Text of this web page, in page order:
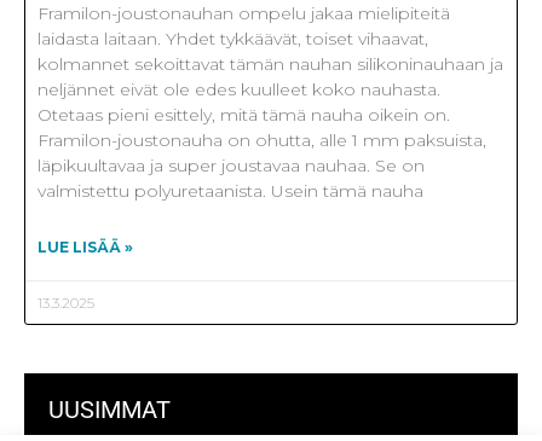
UUSIMMAT
Framilon-joustonauhan ompelu jakaa mielipiteitä
laidasta laitaan. Yhdet tykkäävät, toiset vihaavat,
kolmannet sekoittavat tämän nauhan silikoninauhaan ja
neljännet eivät ole edes kuulleet koko nauhasta.
Otetaas pieni esittely, mitä tämä nauha oikein on.
Framilon-joustonauha on ohutta, alle 1 mm paksuista,
läpikuultavaa ja super joustavaa nauhaa. Se on
valmistettu polyuretaanista. Usein tämä nauha
LUE LISÄÄ »
13.3.2025